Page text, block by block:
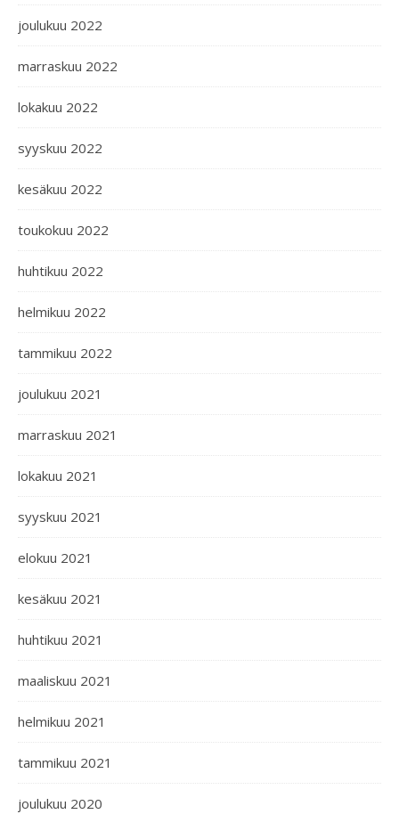
joulukuu 2022
marraskuu 2022
lokakuu 2022
syyskuu 2022
kesäkuu 2022
toukokuu 2022
huhtikuu 2022
helmikuu 2022
tammikuu 2022
joulukuu 2021
marraskuu 2021
lokakuu 2021
syyskuu 2021
elokuu 2021
kesäkuu 2021
huhtikuu 2021
maaliskuu 2021
helmikuu 2021
tammikuu 2021
joulukuu 2020